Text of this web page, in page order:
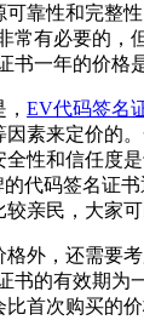
可靠性和完整
常有必要的，
书一年的价格
EV代码签名
因素来定价的
性和信任度
代码签名证
较亲民，大家
格外，还需要
书的有效期为
比首次购买的